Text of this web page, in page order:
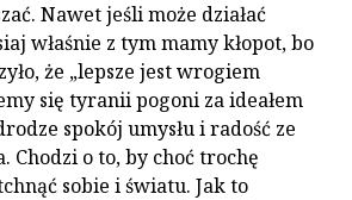
Nawet jeśli może działać
właśnie z tym mamy kłopot, bo
że „lepsze jest wrogiem
się tyranii pogoni za ideałem
spokój umysłu i radość ze
Chodzi o to, by choć trochę
sobie i światu. Jak to